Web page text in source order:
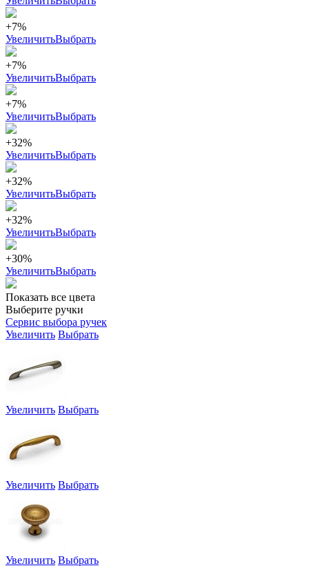
+7%
УвеличитьВыбрать
+7%
УвеличитьВыбрать
+7%
УвеличитьВыбрать
+32%
УвеличитьВыбрать
+32%
УвеличитьВыбрать
+32%
УвеличитьВыбрать
+30%
УвеличитьВыбрать
Показать все цвета
Выберите ручки
Сервис выбора ручек
Увеличить Выбрать
Увеличить Выбрать
Увеличить Выбрать
Увеличить Выбрать